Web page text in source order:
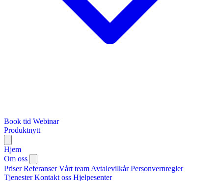
Book tid Webinar
Produktnytt
Hjem
Om oss
Priser Referanser Vårt team Avtalevilkår Personvernregler
Tjenester Kontakt oss Hjelpesenter